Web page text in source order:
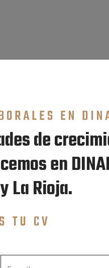
EN
de
en
La Rioja.
TU CV